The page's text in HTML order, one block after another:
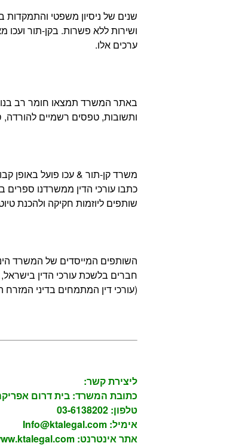
שנים של ניסיון משפטי והתמקדות
ושירות ללא פשרות. בקן-תור
ערכים אלו.
באתר המשרד תמצאו חומר רב
ותשובות, טפסים רשמיים
משרד קן-תור & עכו פועל באופן
כתבו עורכי הדין ממשרדנו ספרים
שותפים ליוזמות חקיקה ולהכנת
השותפים המייסדים של המשרד
(עורכי דין המתמחים בדיני
ליצירת קשר:
כתובת המשרד: בית דרום אפריקה, רחוב
טלפון: 03-6138202
אימיל:Info@ktalegal.com
אתר אינטרנט: